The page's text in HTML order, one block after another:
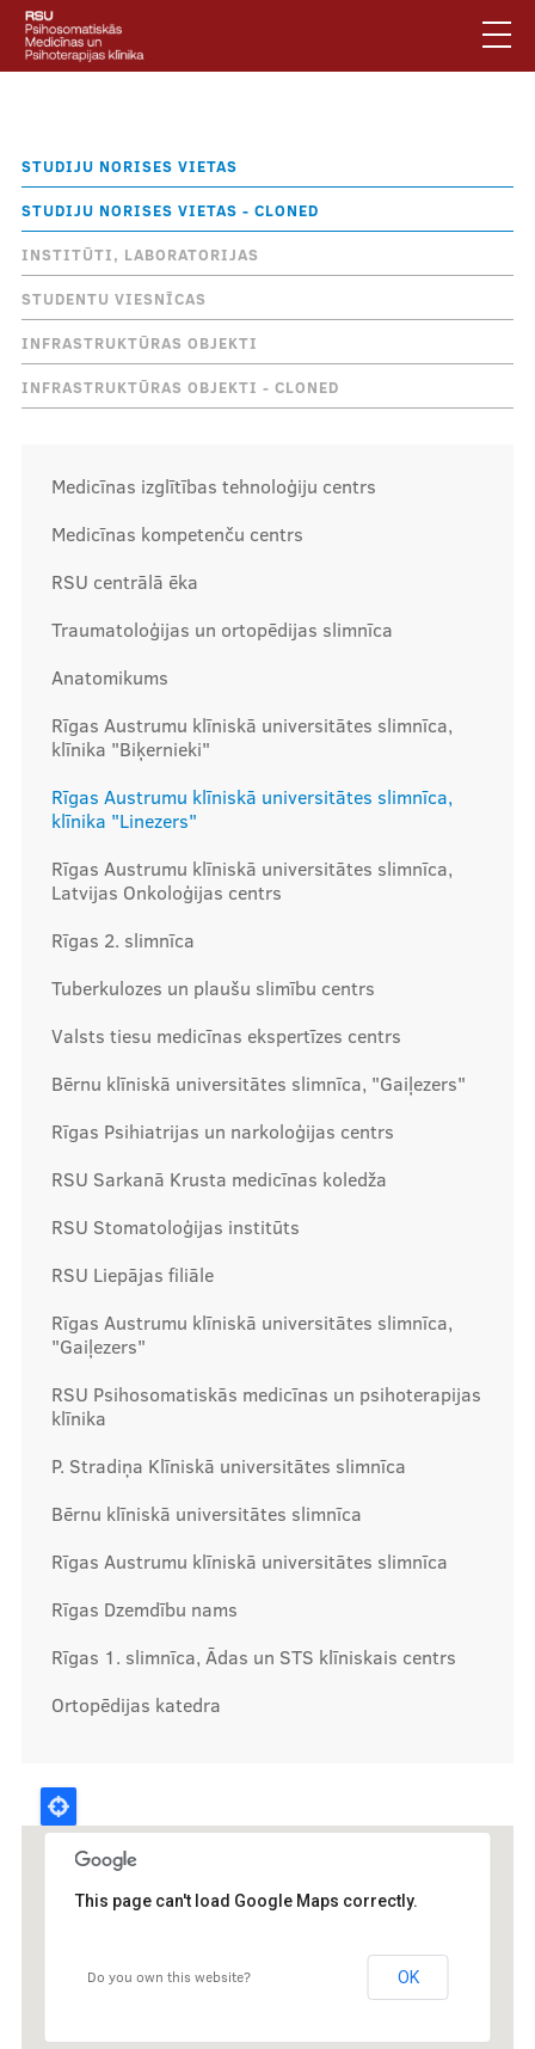
Pārlekt
galveno
saturu
Meklēt Mobile
augšējā
izvēlne
Jautājumi un atbildes
Privātuma politika
Vides pieejamība
Piesakies jaunumiem
Mobile
izvēlne
Pakalpojumi
Mūsu komanda
Cenas
Ārstniecības personām
Atpakaļceļš
STUDIJU NORISES VIETAS
STUDIJU NORISES VIETAS - CLONED
INSTITŪTI, LABORATORIJAS
STUDENTU VIESNĪCAS
INFRASTRUKTŪRAS OBJEKTI
INFRASTRUKTŪRAS OBJEKTI - CLONED
Medicīnas izglītības tehnoloģiju centrs
Medicīnas kompetenču centrs
RSU centrālā ēka
Traumatoloģijas un ortopēdijas slimnīca
Anatomikums
Rīgas Austrumu klīniskā universitātes slimnīca,
klīnika "Biķernieki"
Rīgas Austrumu klīniskā universitātes slimnīca,
klīnika "Linezers"
Rīgas Austrumu klīniskā universitātes slimnīca,
Latvijas Onkoloģijas centrs
Rīgas 2. slimnīca
Tuberkulozes un plaušu slimību centrs
Valsts tiesu medicīnas ekspertīzes centrs
Bērnu klīniskā universitātes slimnīca, "Gaiļezers"
Rīgas Psihiatrijas un narkoloģijas centrs
RSU Sarkanā Krusta medicīnas koledža
RSU Stomatoloģijas institūts
RSU Liepājas filiāle
Rīgas Austrumu klīniskā universitātes slimnīca,
"Gaiļezers"
RSU Psihosomatiskās medicīnas un psihoterapijas
klīnika
P. Stradiņa Klīniskā universitātes slimnīca
Bērnu klīniskā universitātes slimnīca
Rīgas Austrumu klīniskā universitātes slimnīca
Rīgas Dzemdību nams
Rīgas 1. slimnīca, Ādas un STS klīniskais centrs
Ortopēdijas katedra
This page can't load Google Maps correctly.
Do you own this website? OK